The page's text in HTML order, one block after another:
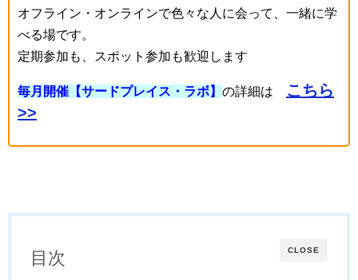
オフライン・オンラインで色々な人に会って、一緒に学
べる場です。
定期参加も、スポット参加も歓迎します
毎月開催【サードプレイス・ラボ】 の詳細は
こちら
>>
CLOSE
目次